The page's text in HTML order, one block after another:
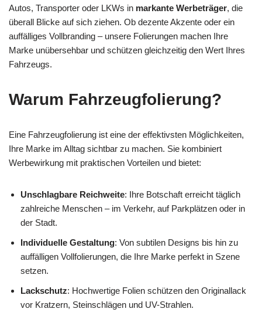
Autos, Transporter oder LKWs in markante Werbeträger, die
überall Blicke auf sich ziehen. Ob dezente Akzente oder ein
auffälliges Vollbranding – unsere Folierungen machen Ihre
Marke unübersehbar und schützen gleichzeitig den Wert Ihres
Fahrzeugs.
Warum Fahrzeugfolierung?
Eine Fahrzeugfolierung ist eine der effektivsten Möglichkeiten,
Ihre Marke im Alltag sichtbar zu machen. Sie kombiniert
Werbewirkung mit praktischen Vorteilen und bietet:
Unschlagbare Reichweite: Ihre Botschaft erreicht täglich
zahlreiche Menschen – im Verkehr, auf Parkplätzen oder in
der Stadt.
Individuelle Gestaltung: Von subtilen Designs bis hin zu
auffälligen Vollfolierungen, die Ihre Marke perfekt in Szene
setzen.
Lackschutz: Hochwertige Folien schützen den Originallack
vor Kratzern, Steinschlägen und UV-Strahlen.